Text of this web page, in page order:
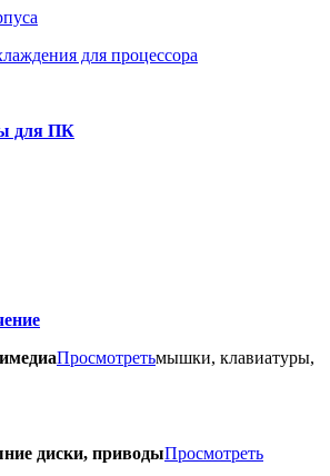
для процессора
для ПК
Просмотретьмышки, клавиатуры,
диски, приводыПросмотреть